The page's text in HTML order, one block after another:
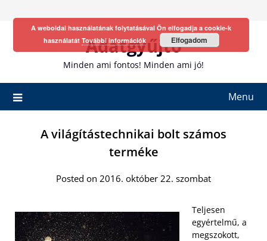
Adatgyűjtő
Minden ami fontos! Minden ami jó!
Menu
A világítástechnikai bolt számos
terméke
Posted on 2016. október 22. szombat
Teljesen
egyértelmű, a
megszokott,
A weboldal használatának folytatásával Ön elfogadja a cookie-k
használatát További információk Elfogadom